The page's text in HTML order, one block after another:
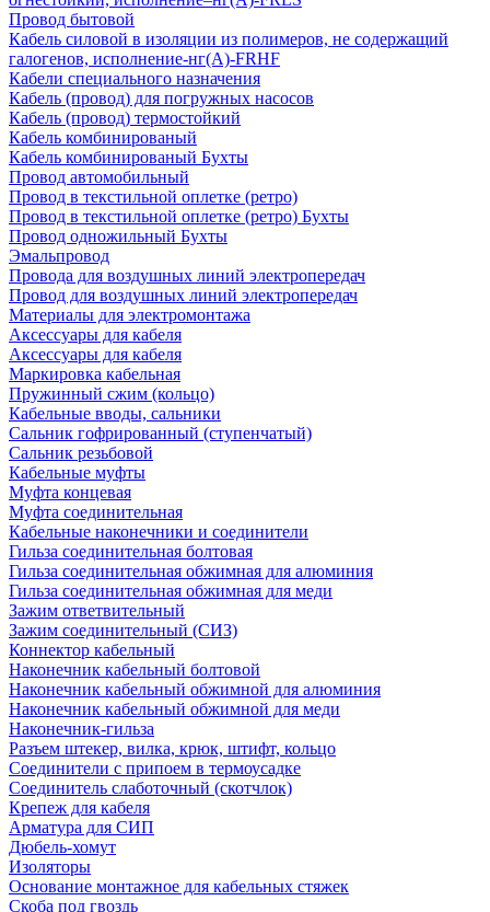
Провод бытовой
Кабель силовой в изоляции из полимеров, не содержащий
галогенов, исполнение-нг(А)-FRHF
Кабели специального назначения
Кабель (провод) для погружных насосов
Кабель (провод) термостойкий
Кабель комбинированый
Кабель комбинированый Бухты
Провод автомобильный
Провод в текстильной оплетке (ретро)
Провод в текстильной оплетке (ретро) Бухты
Провод одножильный Бухты
Эмальпровод
Провода для воздушных линий электропередач
Провод для воздушных линий электропередач
Материалы для электромонтажа
Аксессуары для кабеля
Аксессуары для кабеля
Маркировка кабельная
Пружинный сжим (кольцо)
Кабельные вводы, сальники
Сальник гофрированный (ступенчатый)
Сальник резьбовой
Кабельные муфты
Муфта концевая
Муфта соединительная
Кабельные наконечники и соединители
Гильза соединительная болтовая
Гильза соединительная обжимная для алюминия
Гильза соединительная обжимная для меди
Зажим ответвительный
Зажим соединительный (СИЗ)
Коннектор кабельный
Наконечник кабельный болтовой
Наконечник кабельный обжимной для алюминия
Наконечник кабельный обжимной для меди
Наконечник-гильза
Разъем штекер, вилка, крюк, штифт, кольцо
Соединители с припоем в термоусадке
Соединитель слаботочный (скотчлок)
Крепеж для кабеля
Арматура для СИП
Дюбель-хомут
Изоляторы
Основание монтажное для кабельных стяжек
Скоба под гвоздь